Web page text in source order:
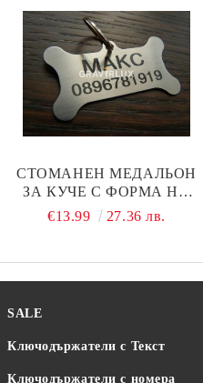
СТОМАНЕН МЕДАЛЬОН
ЗА КУЧЕ С ФОРМА НА
КОКАЛ - МОДЕЛ М 97
€13.99 27.36 лв.
SALE
Ключодържатели с Текст
Ключодържатели с номера